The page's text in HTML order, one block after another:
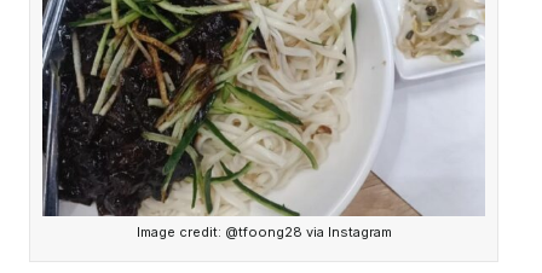
Image credit: @tfoong28 via Instagram